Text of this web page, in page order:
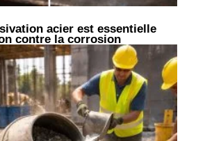
acier est essentielle
contre la corrosion